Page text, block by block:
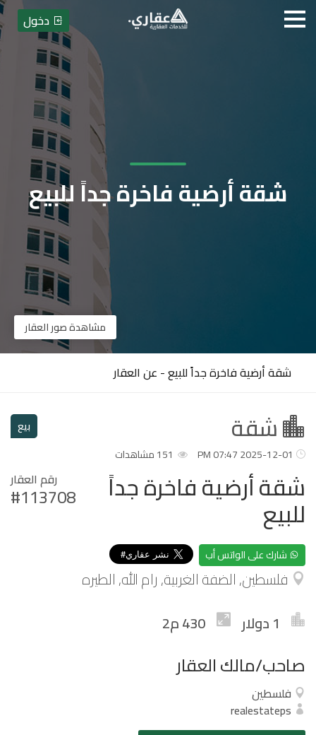
شقة أرضية فاخرة جداً للبيع
مشاهدة صور العقار
شقة أرضية فاخرة جداً للبيع - عن العقار
شقة
بيع
شقة أرضية فاخرة جداً
للبيع
رقم العقار
#113708
شارك على الواتس أب
فلسطين, الضفة الغربية, رام الله, الطيره
1 دولار
430 م2
صاحب/مالك العقار
فلسطين
realestateps
دخول